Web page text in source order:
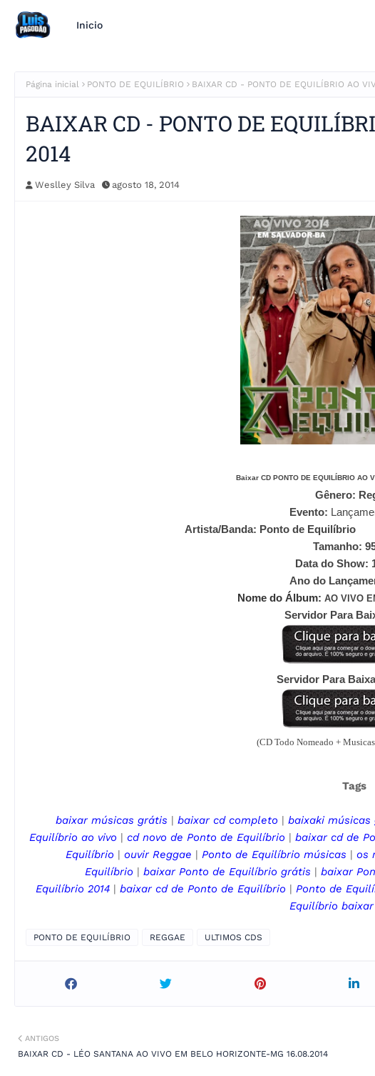
Inicio
Página inicial PONTO DE EQUILÍBRIO BAIXAR CD - PONTO DE EQUILÍBRIO AO
BAIXAR CD - PONTO DE
2014
Weslley Silva agosto 18, 2014
Baixar CD PONTO DE EQUILÍBRIO AO
Gênero:
Evento:
Artista/Banda: Ponto de Equilíbrio
Tamanho:
Data do Show:
Ano do
Nome do Álbum: AO VIVO
Servidor Para
Servidor Para
(CD Todo Nomeado +
Tags
baixar músicas grátis | baixar cd completo | baixaki músicas
Equilíbrio ao vivo | cd novo de Ponto de Equilíbrio | baixar cd de
Equilíbrio | ouvir Reggae | Ponto de Equilíbrio músicas | os
Equilíbrio | baixar Ponto de Equilíbrio grátis | baixar
Equilíbrio 2014 | baixar cd de Ponto de Equilíbrio | Ponto de
Equilíbrio
PONTO DE EQUILÍBRIO REGGAE ULTIMOS CDS
ANTIGOS
BAIXAR CD - LÉO SANTANA AO VIVO EM BELO HORIZONTE-MG 16.08.2014